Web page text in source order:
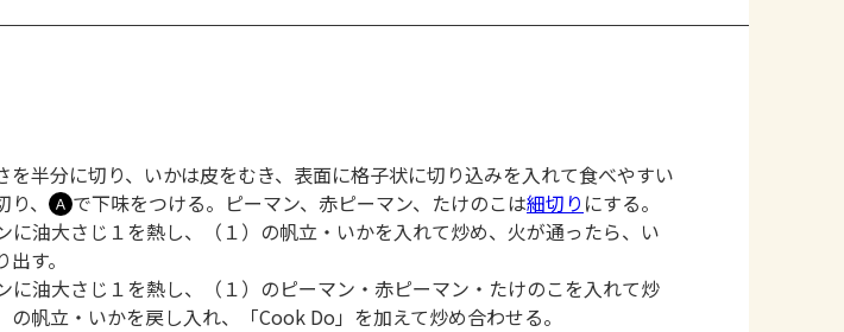
を半分に切り、いかは皮をむき、表面に格子状に切り込みを入れて食べやすい
、
Ａ で下味をつける。ピーマン、赤ピーマン、たけのこは細切り にする。
に油大さじ１を熱し、（１）の帆立・いかを入れて炒め、火が通ったら、い
す。
に油大さじ１を熱し、（１）のピーマン・赤ピーマン・たけのこを入れて炒
の帆立・いかを戻し入れ、「Cook Do」を加えて炒め合わせる。